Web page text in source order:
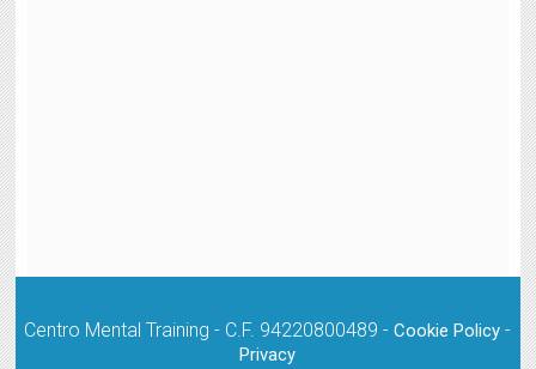
Centro Mental Training - C.F. 94220800489 -Cookie Policy -
Privacy